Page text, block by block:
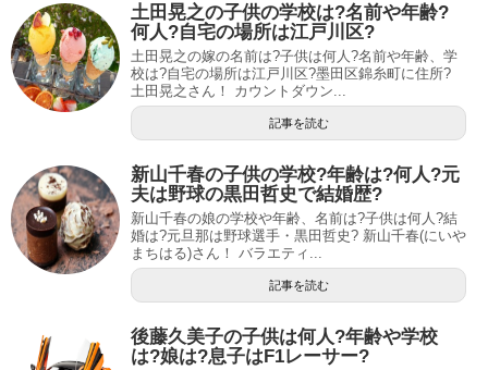
土田晃之の子供の学校は?名前や年齢?
何人?自宅の場所は江戸川区?
土田晃之の嫁の名前は?子供は何人?名前や年齢、学
校は?自宅の場所は江戸川区?墨田区錦糸町に住所?
土田晃之さん！ カウントダウン...
記事を読む
新山千春の子供の学校?年齢は?何人?元
夫は野球の黒田哲史で結婚歴?
新山千春の娘の学校や年齢、名前は?子供は何人?結
婚は?元旦那は野球選手・黒田哲史? 新山千春(にいや
まちはる)さん！ バラエティ...
記事を読む
後藤久美子の子供は何人?年齢や学校
は?娘は?息子はF1レーサー?